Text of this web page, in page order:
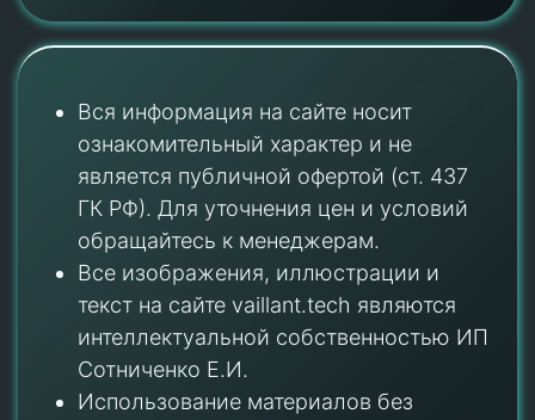
Вся информация на сайте носит
ознакомительный характер и не
является публичной офертой (ст. 437
ГК РФ). Для уточнения цен и условий
обращайтесь к менеджерам.
Все изображения, иллюстрации и
текст на сайте vaillant.tech являются
интеллектуальной собственностью ИП
Сотниченко Е.И.
Использование материалов без